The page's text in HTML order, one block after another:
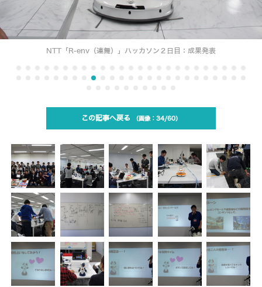
NTT「R-env（連舞）」ハッカソン２日目：成果発表
この記事へ戻る 34/60